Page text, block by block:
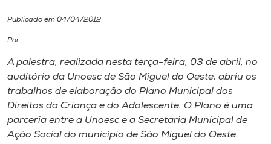
Diplomados
CPA
Biblioteca
Publicado em 04/04/2012
Por
A palestra, realizada nesta terça-feira, 03 de abril, no
auditório da Unoesc de São Miguel do Oeste, abriu os
trabalhos de elaboração do Plano Municipal dos
Direitos da Criança e do Adolescente. O Plano é uma
parceria entre a Unoesc e a Secretaria Municipal de
Ação Social do município de São Miguel do Oeste.